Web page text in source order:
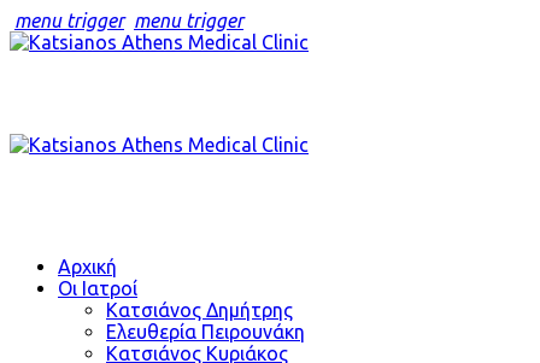
menu trigger menu trigger
Αρχική
Οι Ιατροί
Κατσιάνος Δημήτρης
Ελευθερία Πειρουνάκη
Κατσιάνος Κυριάκος